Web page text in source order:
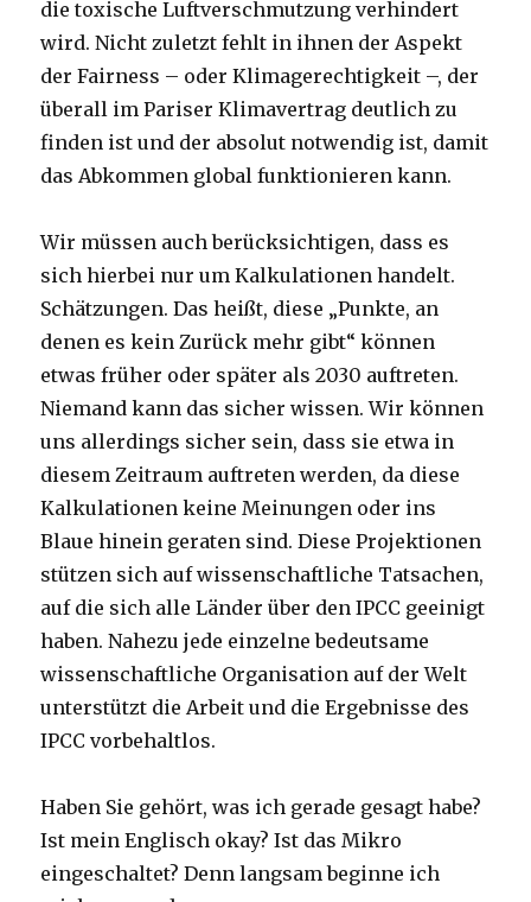
die toxische Luftverschmutzung verhindert
wird. Nicht zuletzt fehlt in ihnen der Aspekt
der Fairness – oder Klimagerechtigkeit –, der
überall im Pariser Klimavertrag deutlich zu
finden ist und der absolut notwendig ist, damit
das Abkommen global funktionieren kann.
Wir müssen auch berücksichtigen, dass es
sich hierbei nur um Kalkulationen handelt.
Schätzungen. Das heißt, diese „Punkte, an
denen es kein Zurück mehr gibt“ können
etwas früher oder später als 2030 auftreten.
Niemand kann das sicher wissen. Wir können
uns allerdings sicher sein, dass sie etwa in
diesem Zeitraum auftreten werden, da diese
Kalkulationen keine Meinungen oder ins
Blaue hinein geraten sind. Diese Projektionen
stützen sich auf wissenschaftliche Tatsachen,
auf die sich alle Länder über den IPCC geeinigt
haben. Nahezu jede einzelne bedeutsame
wissenschaftliche Organisation auf der Welt
unterstützt die Arbeit und die Ergebnisse des
IPCC vorbehaltlos.
Haben Sie gehört, was ich gerade gesagt habe?
Ist mein Englisch okay? Ist das Mikro
eingeschaltet? Denn langsam beginne ich